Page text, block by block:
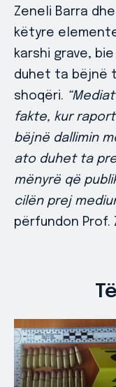
Zeneli Barra
këtyre
karshi grave,
duhet ta bëjnë
shoqëri.
fakte, kur
bëjnë dallimin
ato duhet ta
mënyrë që
cilën prej
përfundon Prof.